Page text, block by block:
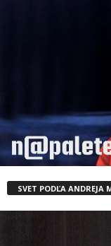
SVET PODĽA ANDREJA